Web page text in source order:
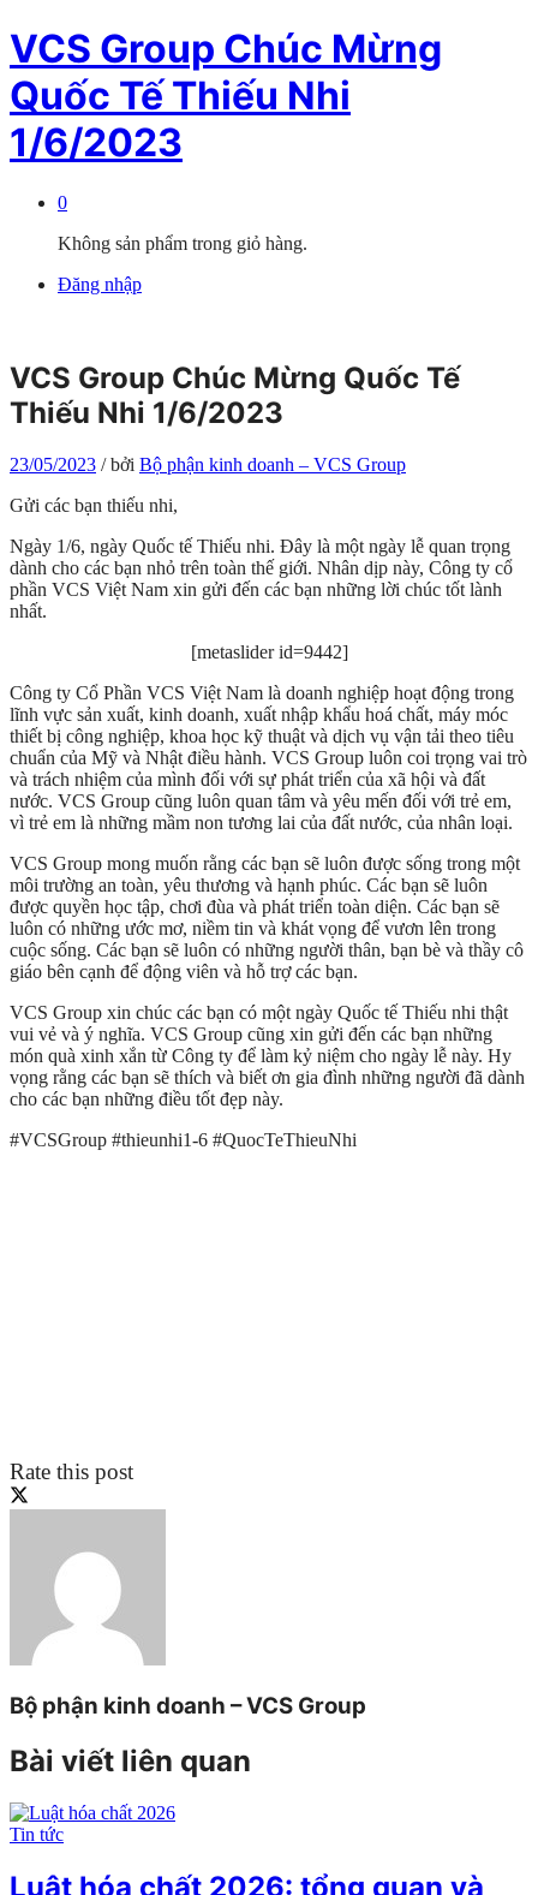
VCS Group Chúc Mừng
Quốc Tế Thiếu Nhi
1/6/2023
0
Không sản phẩm trong giỏ hàng.
Đăng nhập
VCS Group Chúc Mừng Quốc Tế
Thiếu Nhi 1/6/2023
23/05/2023 /bởi Bộ phận kinh doanh – VCS Group
Gửi các bạn thiếu nhi,
Ngày 1/6, ngày Quốc tế Thiếu nhi. Đây là một ngày lễ quan trọng
dành cho các bạn nhỏ trên toàn thế giới. Nhân dịp này, Công ty cổ
phần VCS Việt Nam xin gửi đến các bạn những lời chúc tốt lành
nhất.
[metaslider id=9442]
Công ty Cổ Phần VCS Việt Nam là doanh nghiệp hoạt động trong
lĩnh vực sản xuất, kinh doanh, xuất nhập khẩu hoá chất, máy móc
thiết bị công nghiệp, khoa học kỹ thuật và dịch vụ vận tải theo tiêu
chuẩn của Mỹ và Nhật điều hành. VCS Group luôn coi trọng vai trò
và trách nhiệm của mình đối với sự phát triển của xã hội và đất
nước. VCS Group cũng luôn quan tâm và yêu mến đối với trẻ em,
vì trẻ em là những mầm non tương lai của đất nước, của nhân loại.
VCS Group mong muốn rằng các bạn sẽ luôn được sống trong một
môi trường an toàn, yêu thương và hạnh phúc. Các bạn sẽ luôn
được quyền học tập, chơi đùa và phát triển toàn diện. Các bạn sẽ
luôn có những ước mơ, niềm tin và khát vọng để vươn lên trong
cuộc sống. Các bạn sẽ luôn có những người thân, bạn bè và thầy cô
giáo bên cạnh để động viên và hỗ trợ các bạn.
VCS Group xin chúc các bạn có một ngày Quốc tế Thiếu nhi thật
vui vẻ và ý nghĩa. VCS Group cũng xin gửi đến các bạn những
món quà xinh xắn từ Công ty để làm kỷ niệm cho ngày lễ này. Hy
vọng rằng các bạn sẽ thích và biết ơn gia đình những người đã dành
cho các bạn những điều tốt đẹp này.
#VCSGroup #thieunhi1-6 #QuocTeThieuNhi
Rate this post
Bộ phận kinh doanh – VCS Group
Bài viết liên quan
Tin tức
Luật hóa chất 2026: tổng quan và